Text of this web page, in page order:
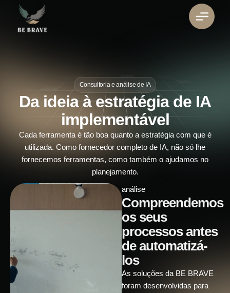
Consultoria e análise de IA
Da ideia à estratégia de IA
implementável
Cada ferramenta é tão boa quanto a estratégia com que é
utilizada. Como fornecedor completo de IA, não só lhe
fornecemos ferramentas, como também o ajudamos no
planejamento.
análise
Compreendemos
os seus
processos antes
de automatizá-
los
As soluções da BE BRAVE
foram desenvolvidas para